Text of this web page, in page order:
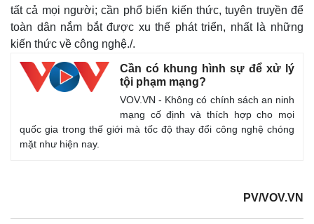
tất cả mọi người; cần phổ biến kiến thức, tuyên truyền để
toàn dân nắm bắt được xu thế phát triển, nhất là những
kiến thức về công nghệ./.
Cần có khung hình sự để xử lý
tội phạm mạng?
VOV.VN - Không có chính sách an ninh
mạng cố định và thích hợp cho mọi
quốc gia trong thế giới mà tốc độ thay đổi công nghệ chóng
mặt như hiện nay.
PV/VOV.VN